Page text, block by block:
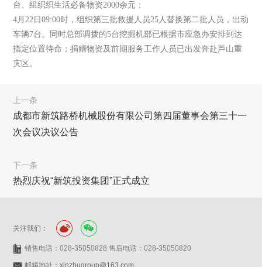
台、组织织生活必备物资2000余元；
4月22日09:00时，组织第三批救援人员25人替换第二批人员，出动
车辆7台。同时总部调拨的5台挖掘机部已根据市应急办安排到达
指定位置待命；捐赠物资及前期服务工作人员已出发奔赴芦山重
灾区。
上一条
成都市新筑路桥机械股份有限公司第四届董事会第三十一
次会议决议公告
下一条
热烈庆祝“新筑投资集团”正式成立
关注我们：
销售电话：028-35050828 售后电话：028-35050820
邮箱地址：xinzhugroup@163.com